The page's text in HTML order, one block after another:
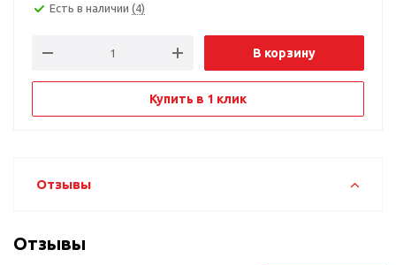
Есть в наличии (4)
В корзину
Купить в 1 клик
Отзывы
Отзывы